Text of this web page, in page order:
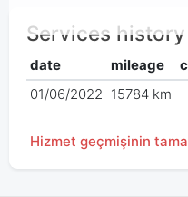
Services history
date mileage
01/06/2022 15784 km
Hizmet geçmişinin